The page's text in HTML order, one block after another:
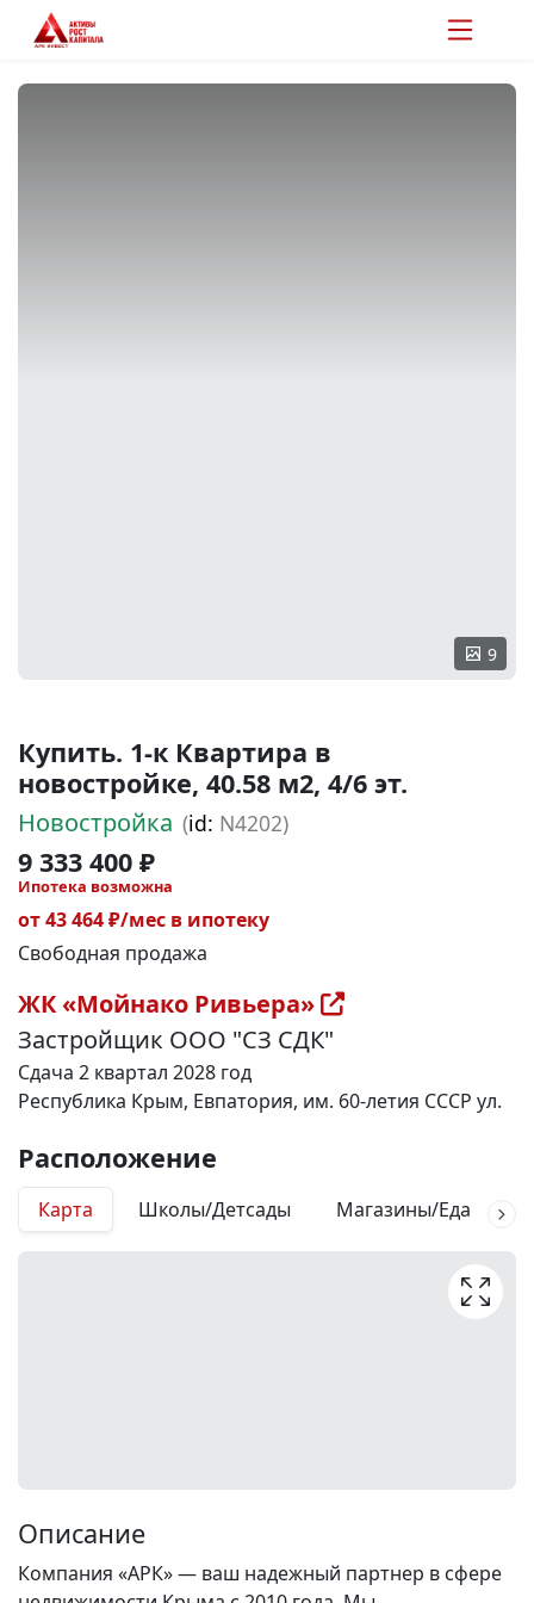
9
Купить. 1-к Квартира в
новостройке, 40.58 м2, 4/6 эт.
Новостройка (id: N4202)
9 333 400 ₽
Ипотека возможна
от 43 464 ₽/мес в ипотеку
Свободная продажа
ЖК «Мойнако Ривьера»
Застройщик ООО "СЗ СДК"
Сдача 2 квартал 2028 год
Республика Крым, Евпатория, им. 60-летия СССР ул.
Расположение
Карта Школы/Детсады Магазины/Еда
Описание
Компания «АРК» — ваш надежный партнер в сфере